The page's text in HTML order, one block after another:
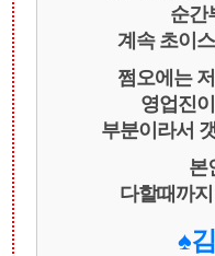
순간
계속 초이
쩜오에는
영업진
부분이라서
본
다할때까
♠